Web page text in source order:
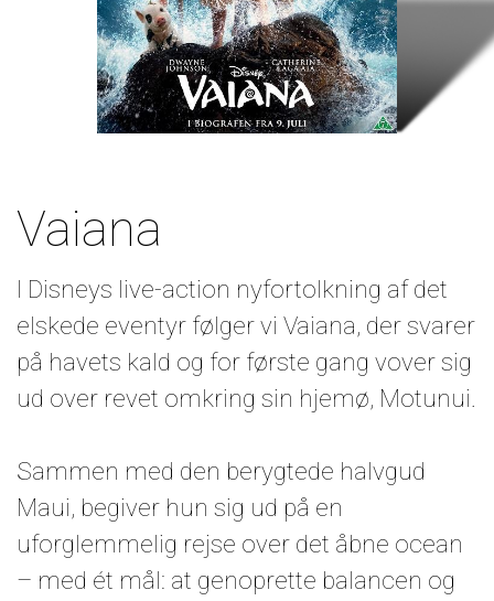
Vaiana
I Disneys live-action nyfortolkning af det
elskede eventyr følger vi Vaiana, der svarer
på havets kald og for første gang vover sig
ud over revet omkring sin hjemø, Motunui.
Sammen med den berygtede halvgud
Maui, begiver hun sig ud på en
uforglemmelig rejse over det åbne ocean
– med ét mål: at genoprette balancen og